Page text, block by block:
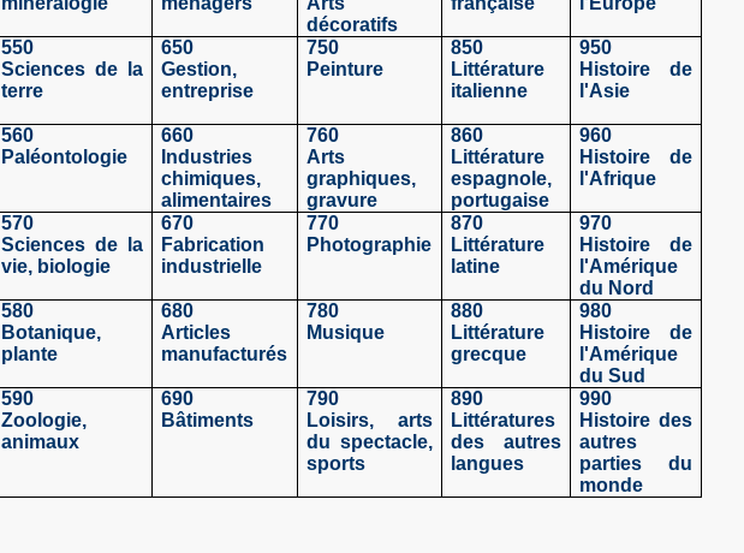
décoratifs
550
Sciences de la
terre
650
Gestion,
entreprise
750
Peinture
850
Littérature
italienne
950
Histoire de
l'Asie
560
Paléontologie
660
Industries
chimiques,
alimentaires
760
Arts
graphiques,
gravure
860
Littérature
espagnole,
portugaise
960
Histoire de
l'Afrique
570
Sciences de la
vie, biologie
670
Fabrication
industrielle
770
Photographie
870
Littérature
latine
970
Histoire de
l'Amérique
du Nord
580
Botanique,
plante
680
Articles
manufacturés
780
Musique
880
Littérature
grecque
980
Histoire de
l'Amérique
du Sud
590
Zoologie,
animaux
690
Bâtiments
790
Loisirs, arts
du spectacle,
sports
890
Littératures
des autres
langues
990
Histoire des
autres
parties du
monde